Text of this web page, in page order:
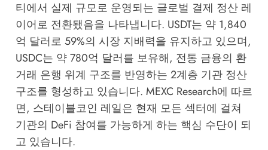
티에서 실제 규모로 운영되는 글로벌 결제 정산 레
이어로 전환됐음을 나타냅니다. USDT는 약 1,840
억 달러로 59%의 시장 지배력을 유지하고 있으며,
USDC는 약 780억 달러를 보유해, 전통 금융의 환
거래 은행 위계 구조를 반영하는 2계층 기관 정산
구조를 형성하고 있습니다. MEXC Research에 따르
면, 스테이블코인 레일은 현재 모든 섹터에 걸쳐
기관의 DeFi 참여를 가능하게 하는 핵심 수단이 되
고 있습니다.